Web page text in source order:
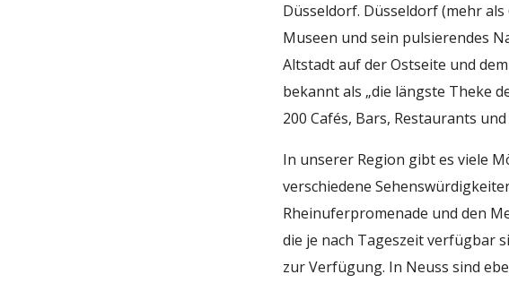
Düsseldorf. Düsseldorf (mehr
Museen und sein pulsierendes
Altstadt auf der Ostseite und
bekannt als „die längste Theke
200 Cafés, Bars, Restaurants
In unserer Region gibt es viele
verschiedene
Rheinuferpromenade und den
die je nach Tageszeit verfügbar
zur Verfügung. In Neuss sind